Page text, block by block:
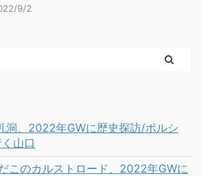
9/2
洞、2022年GWに歴史探訪/ポルシ
山口
このカルストロード、2022年GWに